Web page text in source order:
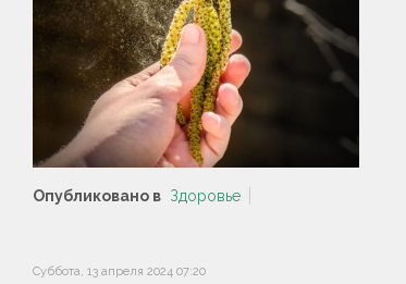
Опубликовано в Здоровье
Суббота, 13 апреля 2024 07:20